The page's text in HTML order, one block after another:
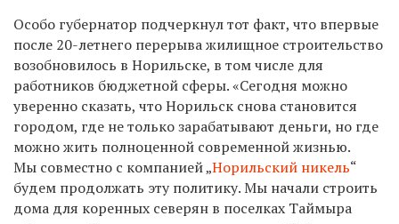
Особо губернатор подчеркнул тот факт, что впервые
после 20-летнего перерыва жилищное строительство
возобновилось в Норильске, в том числе для
работников бюджетной сферы. «Сегодня можно
уверенно сказать, что Норильск снова становится
городом, где не только зарабатывают деньги, но где
можно жить полноценной современной жизнью.
Мы совместно с компанией „Норильский никель“
будем продолжать эту политику. Мы начали строить
дома для коренных северян в поселках Таймыра